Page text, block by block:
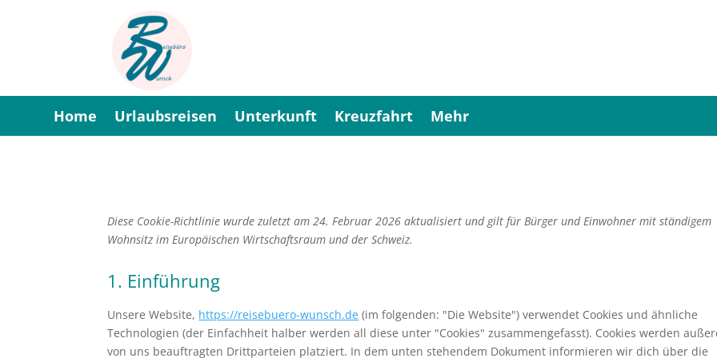
Home Urlaubsreisen Unterkunft Kreuzfahrt Mehr
Diese Cookie-Richtlinie wurde zuletzt am 24. Februar 2026 aktualisiert und gilt für Bürger und Einwohner mit ständigem
Wohnsitz im Europäischen Wirtschaftsraum und der Schweiz.
1. Einführung
Unsere Website, https://reisebuero-wunsch.de (im folgenden: "Die Website") verwendet Cookies und ähnliche
Technologien (der Einfachheit halber werden all diese unter "Cookies" zusammengefasst). Cookies werden
von uns beauftragten Drittparteien platziert. In dem unten stehendem Dokument informieren wir dich über die